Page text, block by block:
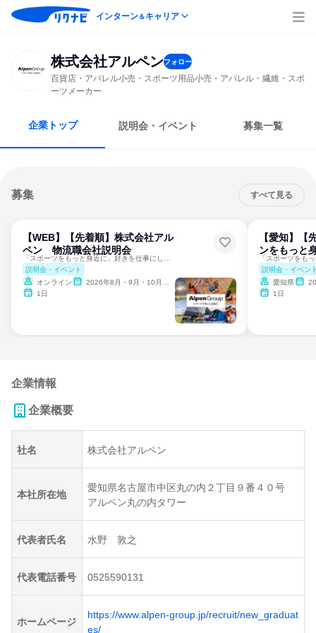
インターン＆キャリア
株式会社アルペンフォロー
百貨店・アパレル小売・スポーツ用品小売・アパレル・繊維・スポ
ーツメーカー
企業トップ 説明会・イベント 募集一覧
募集 すべて見る
【WEB】【先着順】株式会社アル
ペン 物流職会社説明会
説明会・イベント
オンライン
2026年8月・9月・10月・11月
1日
【愛知】【
ンをもっと
説明会・イベン
愛知県
1日
企業情報
企業概要
社名 株式会社アルペン
本社所在地
愛知県名古屋市中区丸の内２丁目９番４０号
アルペン丸の内タワー
代表者氏名 水野 敦之
代表電話番号 0525590131
ホームページ
https://www.alpen-group.jp/recruit/new_graduat
es/